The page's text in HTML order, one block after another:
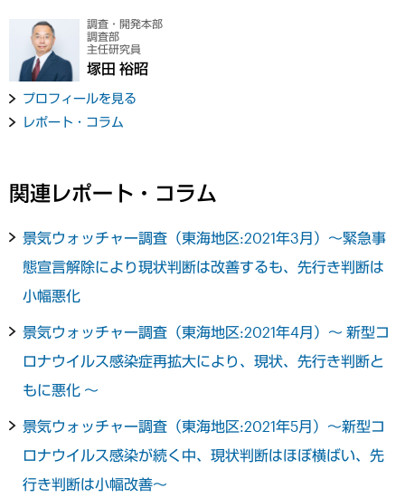
調査・開発本部
調査部
主任研究員
塚田 裕昭
プロフィールを見る
レポート・コラム
関連レポート・コラム
景気ウォッチャー調査（東海地区:2021年3月）～緊急事
態宣言解除により現状判断は改善するも、先行き判断は
小幅悪化
景気ウォッチャー調査（東海地区:2021年4月）～ 新型コ
ロナウイルス感染症再拡大により、現状、先行き判断と
もに悪化 ～
景気ウォッチャー調査（東海地区:2021年5月）～新型コ
ロナウイルス感染が続く中、現状判断はほぼ横ばい、先
行き判断は小幅改善～